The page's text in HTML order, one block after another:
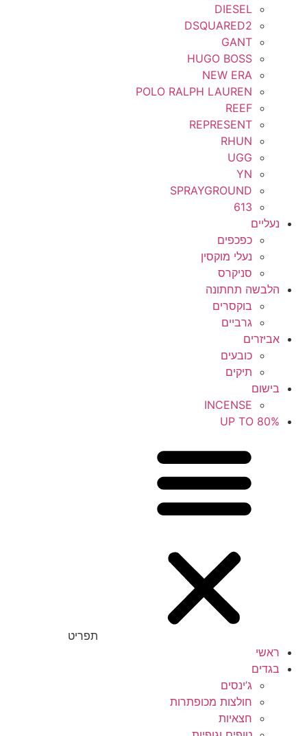
DIESEL
DSQUARED2
GANT
HUGO BOSS
NEW ERA
POLO RALPH LAUREN
REEF
REPRESENT
RHUN
UGG
YN
SPRAYGROUND
613
נעליים
כפכפים
נעלי מוקסין
סניקרס
הלבשה תחתונה
בוקסרים
גרביים
אביזרים
כובעים
תיקים
בישום
INCENSE
UP TO 80%
תפריט
ראשי
בגדים
ג’ינסים
חולצות מכופתרות
חצאיות